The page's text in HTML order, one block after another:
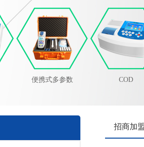
便携式多参数 COD
招商加盟